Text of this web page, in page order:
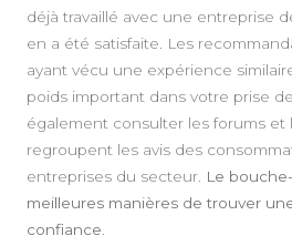
déjà travaillé avec une entreprise
en a été satisfaite. Les
ayant vécu une expérience
poids important dans votre prise
également consulter les forums et
regroupent les avis des
entreprises du secteur. Le
meilleures manières de trouver
confiance